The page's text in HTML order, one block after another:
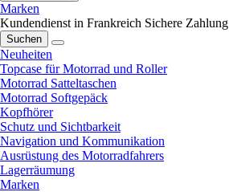
Marken
Kundendienst in Frankreich Sichere Zahlung
Suchen
Neuheiten
Topcase für Motorrad und Roller
Motorrad Satteltaschen
Motorrad Softgepäck
Kopfhörer
Schutz und Sichtbarkeit
Navigation und Kommunikation
Ausrüstung des Motorradfahrers
Lagerräumung
Marken